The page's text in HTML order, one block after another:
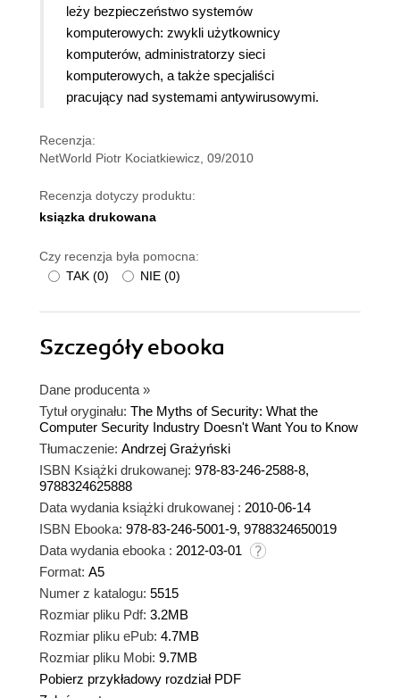
leży bezpieczeństwo systemów
komputerowych: zwykli użytkownicy
komputerów, administratorzy sieci
komputerowych, a także specjaliści
pracujący nad systemami antywirusowymi.
Recenzja:
NetWorld Piotr Kociatkiewicz, 09/2010
Recenzja dotyczy produktu:
ksiązka drukowana
Czy recenzja była pomocna:
TAK (0) NIE (0)
Szczegółyebooka
Dane producenta »
Tytuł oryginału: The Myths of Security: What the
Computer Security Industry Doesn't Want You to Know
Tłumaczenie: Andrzej Grażyński
ISBN Książki drukowanej: 978-83-246-2588-8,
9788324625888
Data wydania książki drukowanej : 2010-06-14
ISBN Ebooka: 978-83-246-5001-9, 9788324650019
Data wydania ebooka : 2012-03-01
Format: A5
Numer z katalogu: 5515
Rozmiar pliku Pdf: 3.2MB
Rozmiar pliku ePub: 4.7MB
Rozmiar pliku Mobi: 9.7MB
Pobierz przykładowy rozdział PDF